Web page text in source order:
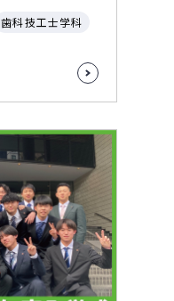
歯科技工士学科